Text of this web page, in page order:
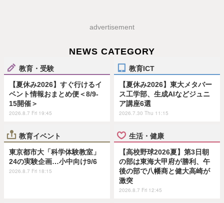
advertisement
NEWS CATEGORY
教育・受験
【夏休み2026】すぐ行けるイ
ベント情報おまとめ便＜8/9-
15開催＞
2026.8.7 Fri 19:45
教育ICT
【夏休み2026】東大メタバー
ス工学部、生成AIなどジュニ
ア講座6選
2026.7.30 Thu 11:15
教育イベント
東京都市大「科学体験教室」
24の実験企画…小中向け9/6
2026.8.7 Fri 18:15
生活・健康
【高校野球2026夏】第3日朝
の部は東海大甲府が勝利、午
後の部で八幡商と健大高崎が
激突
2026.8.7 Fri 12:45